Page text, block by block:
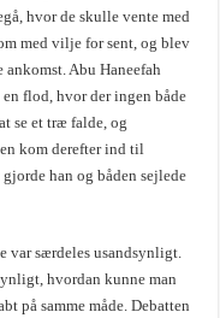
hvor de skulle vente med
med vilje for sent, og blev
ankomst. Abu Haneefah
flod, hvor der ingen både
se et træ falde, og
kom derefter ind til
han og båden sejlede
var særdeles usandsynligt.
hvordan kunne man
på samme måde. Debatten